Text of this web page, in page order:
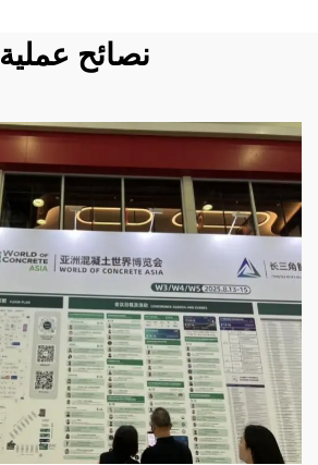
نصائح عملية